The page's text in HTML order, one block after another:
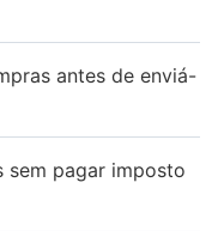
antes de enviá-
sem pagar imposto